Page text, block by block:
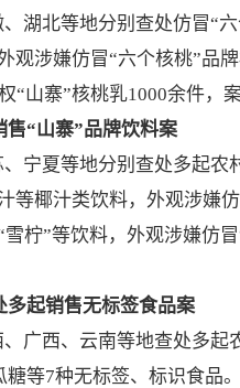
北等地分别查处仿冒“
观涉嫌仿冒“六个核桃”品
“山寨”核桃乳1000余件，
售“山寨”品牌饮料案
夏等地分别查处多起农
等椰汁类饮料，外观涉嫌
雪柠”等饮料，外观涉嫌
起销售无标签食品案
西、云南等地查处多起
等7种无标签、标识食品